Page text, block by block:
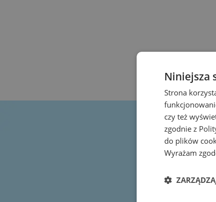
Niniejsza
Strona
czy też
zgodnie z
do plików
Wyrażam